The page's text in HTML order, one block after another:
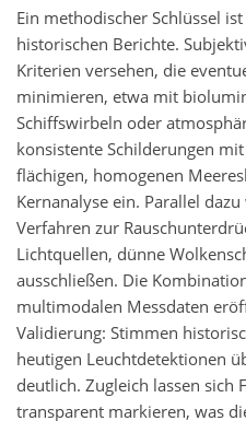
Ein methodischer Schlüssel
historischen Berichte.
Kriterien versehen, die
minimieren, etwa mit
Schiffswirbeln oder
konsistente Schilderungen
flächigen, homogenen
Kernanalyse ein. Parallel
Verfahren zur
Lichtquellen, dünne
ausschließen. Die
multimodalen Messdaten
Validierung: Stimmen
heutigen Leuchtdetektionen
deutlich. Zugleich lassen sich
transparent markieren, was